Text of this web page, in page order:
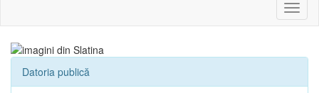
sau
Datoria publică